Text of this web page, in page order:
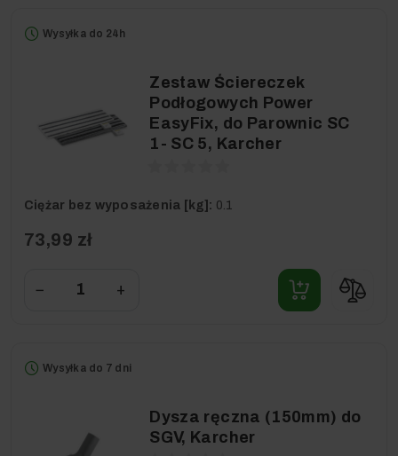
Wysyłka do 24h
Zestaw Ściereczek
Podłogowych Power
EasyFix, do Parownic SC
1- SC 5, Karcher
Ciężar bez wyposażenia [kg]: 0.1
73,99 zł
− +
Wysyłka do 7 dni
Dysza ręczna (150mm) do
SGV, Karcher